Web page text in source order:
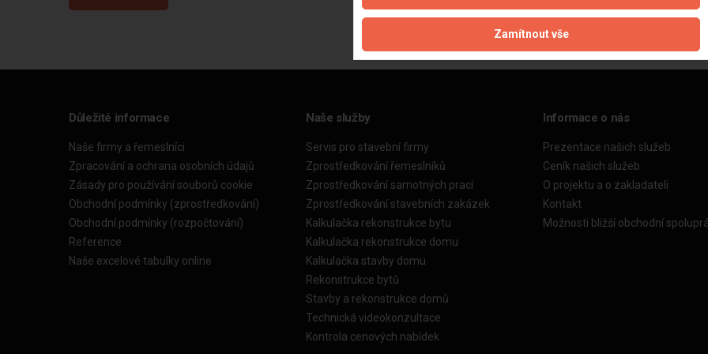
Důležité informace
Naše firmy a řemeslníci
Zpracování a ochrana osobních údajů
Zásady pro používání souborů cookie
Obchodní podmínky (zprostředkování)
Obchodní podmínky (rozpočtování)
Reference
Naše excelové tabulky online
Naše služby
Servis pro stavební firmy
Zprostředkování řemeslníků
Zprostředkování samotných prací
Zprostředkování stavebních zakázek
Kalkulačka rekonstrukce bytu
Kalkulačka rekonstrukce domu
Kalkulačka stavby domu
Rekonstrukce bytů
Stavby a rekonstrukce domů
Technická videokonzultace
Kontrola cenových nabídek
Informace o nás
Prezentace našich služeb
Ceník našich služeb
O projektu a o zakladateli
Kontakt
Možnosti bližší obchodní
Zamítnout vše